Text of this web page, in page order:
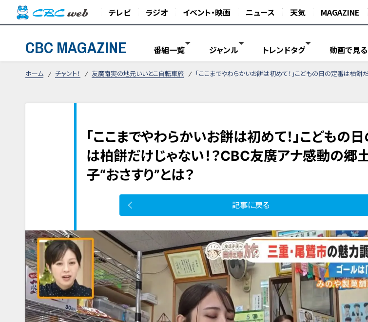
テレビ ラジオ イベント・映画 ニュース 天気 MAGAZINE
CBC MAGAZINE 番組一覧 ジャンル トレンドタグ 動画で見る
ホーム チャント！ 友廣南実の地元いいとこ自転車旅 「ここまでやわらかいお餅は初めて！」こどもの日の定番は柏
「ここまでやわらかいお餅は初めて！」こどもの
は柏餅だけじゃない！？CBC友廣アナ感動の郷
子“おさすり”とは？
記事に戻る